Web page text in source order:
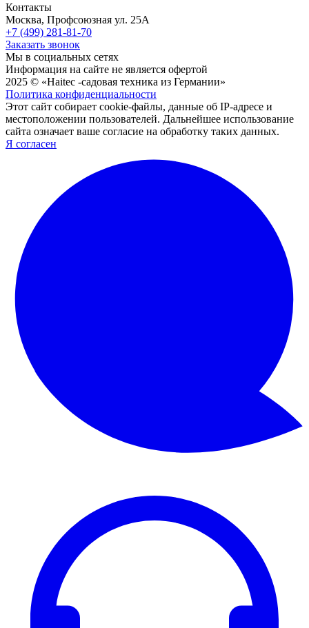
Контакты
Москва, Профсоюзная ул. 25А
+7 (499) 281-81-70
Заказать звонок
Мы в социальных сетях
Информация на сайте не является офертой
2025 © «Haitec -садовая техника из Германии»
Политика конфиденциальности
Этот сайт собирает cookie-файлы, данные об IP-адресе и
местоположении пользователей. Дальнейшее использование
сайта означает ваше согласие на обработку таких данных.
Я согласен